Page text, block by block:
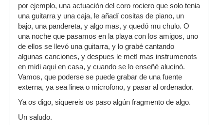
por ejemplo, una actuación del coro rociero que solo tenia
una guitarra y una caja, le añadí cositas de piano, un
bajo, una pandereta, y algo mas, y quedó mu chulo. O
una noche que pasamos en la playa con los amigos, uno
de ellos se llevó una guitarra, y lo grabé cantando
algunas canciones, y despues le metí mas instrumenots
en midi aqui en casa, y cuando se lo enseñé alucinó.
Vamos, que poderse se puede grabar de una fuente
externa, ya sea linea o microfono, y pasar al ordenador.
Ya os digo, siquereis os paso algún fragmento de algo.
Un saludo.